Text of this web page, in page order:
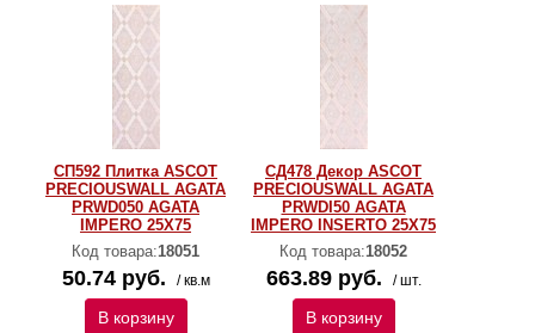
СП592 Плитка ASCOT
PRECIOUSWALL AGATA
PRWD050 AGATA
IMPERO 25X75
Код товара:18051
50.74 руб. / кв.м
В корзину
СД478 Декор ASCOT
PRECIOUSWALL AGATA
PRWDI50 AGATA
IMPERO INSERTO 25X75
Код товара:18052
663.89 руб. / шт.
В корзину